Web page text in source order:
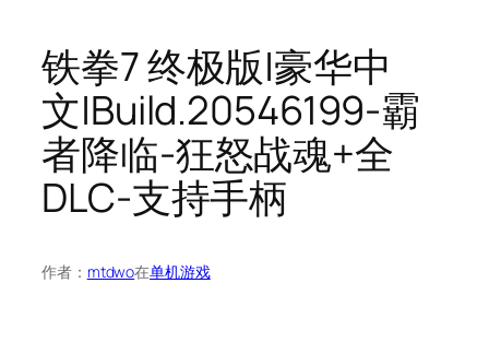
铁拳7 终极版|豪华中
文|Build.20546199-霸
者降临-狂怒战魂+全
DLC-支持手柄
作者： mtdwo在单机游戏